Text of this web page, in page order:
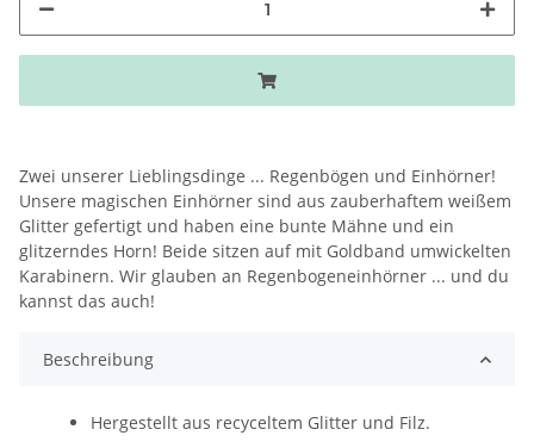
Zwei unserer Lieblingsdinge ... Regenbögen und Einhörner!
Unsere magischen Einhörner sind aus zauberhaftem weißem
Glitter gefertigt und haben eine bunte Mähne und ein
glitzerndes Horn! Beide sitzen auf mit Goldband umwickelten
Karabinern. Wir glauben an Regenbogeneinhörner ... und du
kannst das auch!
Beschreibung
Hergestellt aus recyceltem Glitter und Filz.